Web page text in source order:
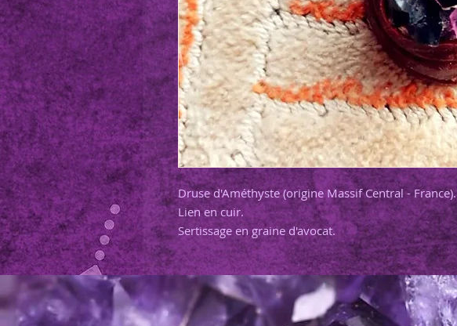
Druse d'Améthyste (origine Massif Central - France).
Lien en cuir.
Sertissage en graine d'avocat.